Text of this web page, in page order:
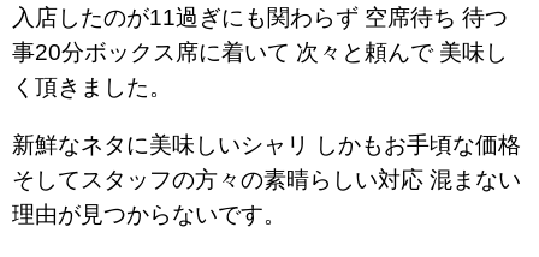
入店したのが11過ぎにも関わらず 空席待ち 待つ
事20分ボックス席に着いて 次々と頼んで 美味し
く頂きました。
新鮮なネタに美味しいシャリ しかもお手頃な価格
そしてスタッフの方々の素晴らしい対応 混まない
理由が見つからないです。